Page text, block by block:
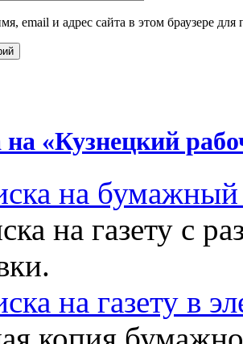
email и адрес сайта в этом браузере
«Кузнецкий
на бумажный
на газету с
на газету в